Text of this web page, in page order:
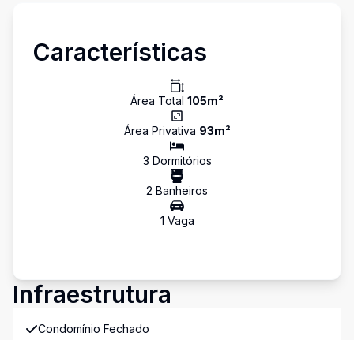
Características
Área Total 105m²
Área Privativa 93m²
3 Dormitórios
2 Banheiros
1 Vaga
Infraestrutura
Condomínio Fechado